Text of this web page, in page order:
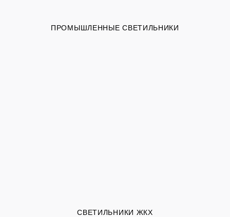
ПРОМЫШЛЕННЫЕ СВЕТИЛЬНИКИ
СВЕТИЛЬНИКИ ЖКХ